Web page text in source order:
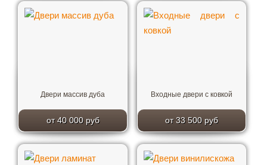
Двери массив дуба
от 40 000 руб
Входные двери с ковкой
от 33 500 руб